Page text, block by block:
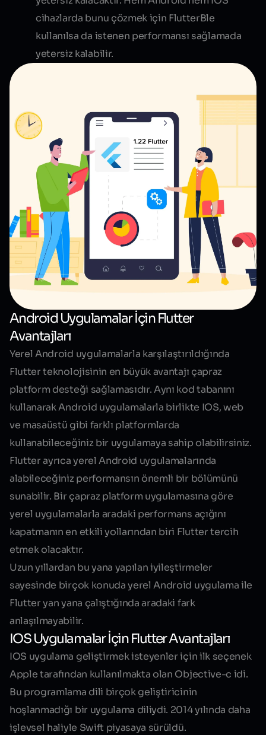
cihazlarda bunu çözmek için FlutterBle
kullanılsa da istenen performansı sağlamada
yetersiz kalabilir.
Android Uygulamalar İçin Flutter
Avantajları
Yerel Android uygulamalarla karşılaştırıldığında
Flutter teknolojisinin en büyük avantajı çapraz
platform desteği sağlamasıdır. Aynı kod tabanını
kullanarak Android uygulamalarla birlikte IOS, web
ve masaüstü gibi farklı platformlarda
kullanabileceğiniz bir uygulamaya sahip olabilirsiniz.
Flutter ayrıca yerel Android uygulamalarında
alabileceğiniz performansın önemli bir bölümünü
sunabilir. Bir çapraz platform uygulamasına göre
yerel uygulamalarla aradaki performans açığını
kapatmanın en etkili yollarından biri Flutter tercih
etmek olacaktır.
Uzun yıllardan bu yana yapılan iyileştirmeler
sayesinde birçok konuda yerel Android uygulama ile
Flutter yan yana çalıştığında aradaki fark
anlaşılmayabilir.
IOS Uygulamalar İçin Flutter Avantajları
IOS uygulama geliştirmek isteyenler için ilk seçenek
Apple tarafından kullanılmakta olan Objective-c idi.
Bu programlama dili birçok geliştiricinin
hoşlanmadığı bir uygulama diliydi. 2014 yılında daha
işlevsel haliyle Swift piyasaya sürüldü.